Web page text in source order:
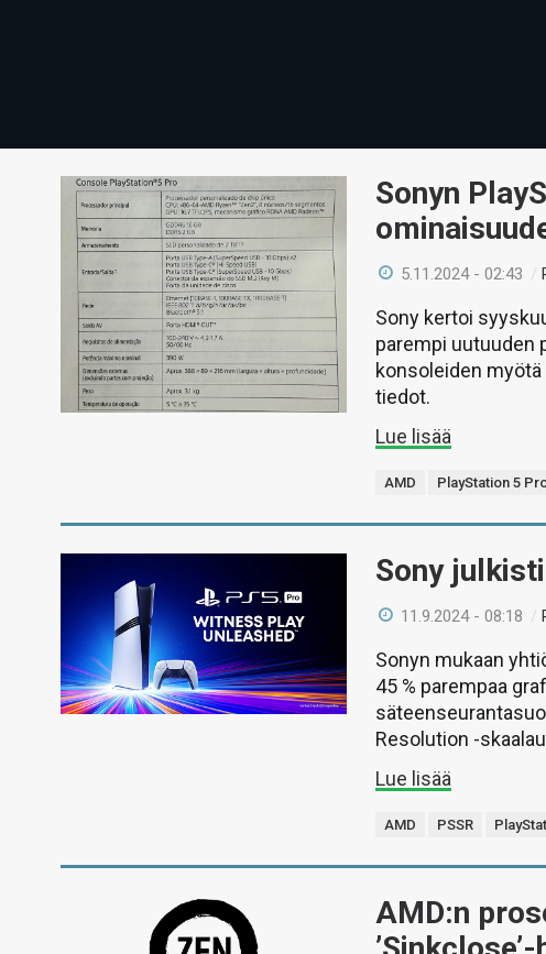
Sonyn
5.11.2024 - 02:43 /
Sony kertoi
parempi uutuuden
konsoleiden
tiedot.
Lue lisää
AMD PlayStation 5
Sony
11.9.2024 - 08:18 /
Sonyn mukaan
45 % parempaa
Resolution -
Lue lisää
AMD PSSR
AMD:n